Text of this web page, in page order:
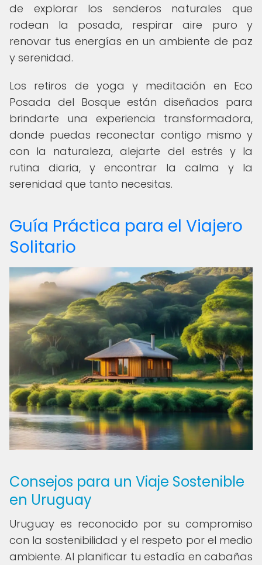
de explorar los senderos naturales que
rodean la posada, respirar aire puro y
renovar tus energías en un ambiente de paz
y serenidad.
Los retiros de yoga y meditación en Eco
Posada del Bosque están diseñados para
brindarte una experiencia transformadora,
donde puedas reconectar contigo mismo y
con la naturaleza, alejarte del estrés y la
rutina diaria, y encontrar la calma y la
serenidad que tanto necesitas.
Guía Práctica para el Viajero
Solitario
Consejos para un Viaje Sostenible
en Uruguay
Uruguay es reconocido por su compromiso
con la sostenibilidad y el respeto por el medio
ambiente. Al planificar tu estadía en cabañas